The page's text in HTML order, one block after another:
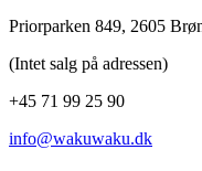
Priorparken 849, 2605
(Intet salg på adressen)
+45 71 99 25 90
info@wakuwaku.dk